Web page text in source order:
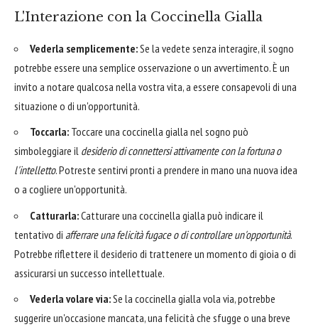
L'Interazione con la Coccinella Gialla
Vederla semplicemente:Se la vedete senza interagire, il sogno
potrebbe essere una semplice osservazione o un avvertimento. È un
invito a notare qualcosa nella vostra vita, a essere consapevoli di una
situazione o di un'opportunità.
Toccarla: Toccare una coccinella gialla nel sogno può
simboleggiare il desiderio di connettersi attivamente con la fortuna o
l'intelletto. Potreste sentirvi pronti a prendere in mano una nuova idea
o a cogliere un'opportunità.
Catturarla:Catturare una coccinella gialla può indicare il
tentativo di afferrare una felicità fugace o di controllare un'opportunità.
Potrebbe riflettere il desiderio di trattenere un momento di gioia o di
assicurarsi un successo intellettuale.
Vederla volare via:Se la coccinella gialla vola via, potrebbe
suggerire un'occasione mancata, una felicità che sfugge o una breve